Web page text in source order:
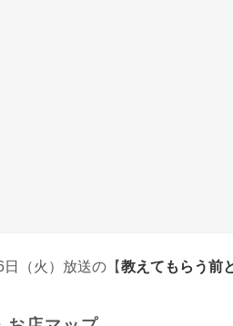
（火）放送の【教えてもらう前